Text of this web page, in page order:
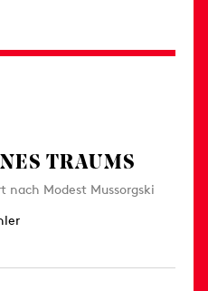
TRAUMS
nach Modest Mussorgski